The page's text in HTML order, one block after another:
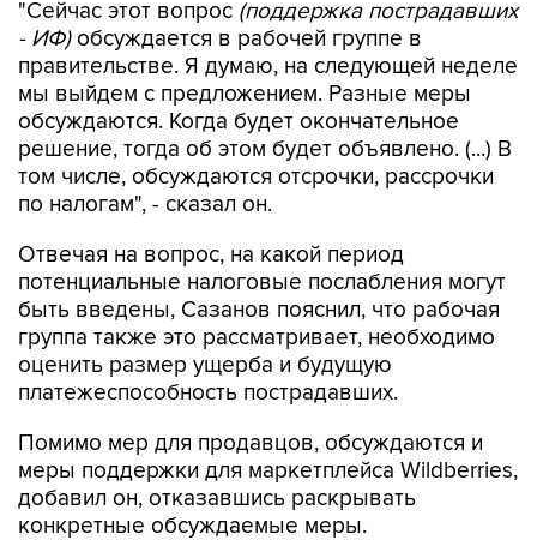
правительстве. Я думаю, на следующей неделе
мы выйдем с предложением. Разные меры
обсуждаются. Когда будет окончательное
решение, тогда об этом будет объявлено. (...) В
том числе, обсуждаются отсрочки, рассрочки
по налогам", - сказал он.
Отвечая на вопрос, на какой период
быть введены, Сазанов пояснил, что рабочая
группа также это рассматривает, необходимо
оценить размер ущерба и будущую
платежеспособность пострадавших.
Помимо мер для продавцов, обсуждаются и
добавил он, отказавшись раскрывать
конкретные обсуждаемые меры.
За последние несколько недель в результате